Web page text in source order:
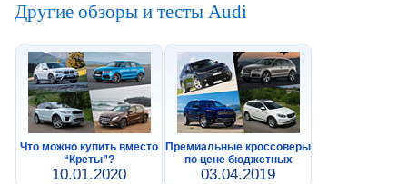
Другие обзоры и тесты Audi
Что можно купить вместо
“Креты”?
10.01.2020
Премиальные кроссоверы
по цене бюджетных
03.04.2019